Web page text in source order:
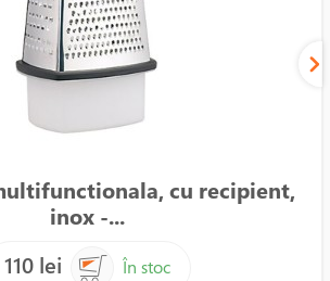
cu recipient,
inox -...
110 lei
În stoc